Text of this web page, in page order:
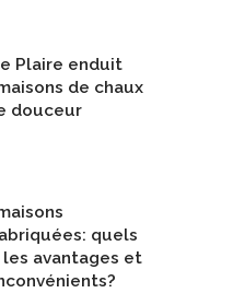
Plaire enduit
de chaux
douceur
quels
avantages et